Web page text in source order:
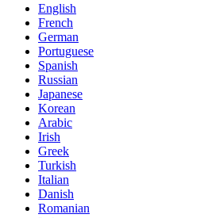
English
French
German
Portuguese
Spanish
Russian
Japanese
Korean
Arabic
Irish
Greek
Turkish
Italian
Danish
Romanian